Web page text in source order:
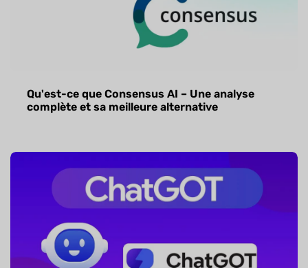
Qu'est-ce que Consensus AI – Une analyse
complète et sa meilleure alternative